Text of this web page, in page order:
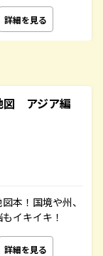
詳細を見る
図 アジア編
本！国境や州、
イキイキ！
詳細を見る